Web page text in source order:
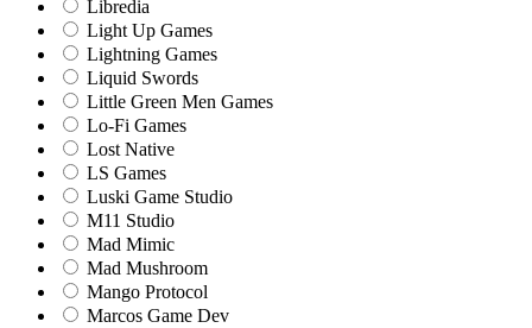
Libredia
Light Up Games
Lightning Games
Liquid Swords
Little Green Men Games
Lo-Fi Games
Lost Native
LS Games
Luski Game Studio
M11 Studio
Mad Mimic
Mad Mushroom
Mango Protocol
Marcos Game Dev